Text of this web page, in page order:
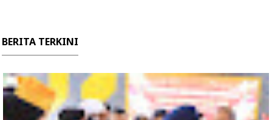
BERITA TERKINI